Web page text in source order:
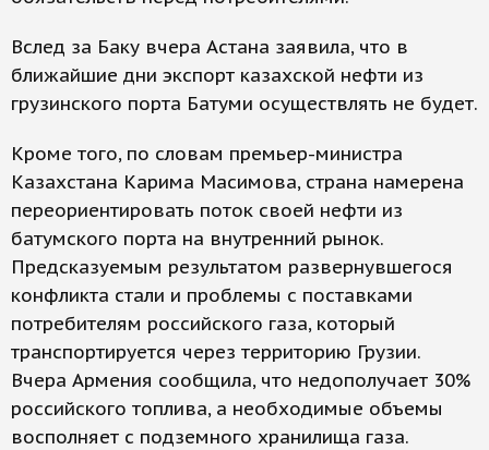
Вслед за Баку вчера Астана заявила, что в
ближайшие дни экспорт казахской нефти из
грузинского порта Батуми осуществлять не будет.
Кроме того, по словам премьер-министра
Казахстана Карима Масимова, страна намерена
переориентировать поток своей нефти из
батумского порта на внутренний рынок.
Предсказуемым результатом развернувшегося
конфликта стали и проблемы с поставками
потребителям российского газа, который
транспортируется через территорию Грузии.
Вчера Армения сообщила, что недополучает 30%
российского топлива, а необходимые объемы
восполняет с подземного хранилища газа.